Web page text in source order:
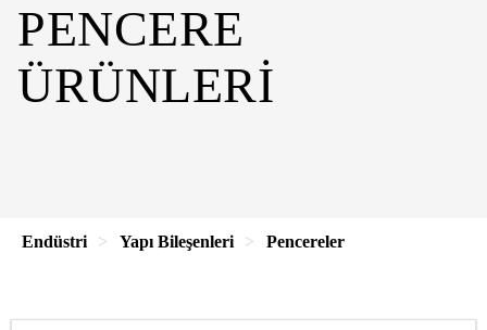
PENCERE
ÜRÜNLERİ
Endüstri Yapı Bileşenleri Pencereler